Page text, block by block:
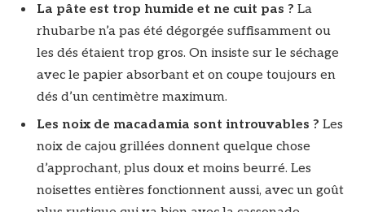
La pâte est trop humide et ne cuit pas ? La
rhubarbe n’a pas été dégorgée suffisamment ou
les dés étaient trop gros. On insiste sur le séchage
avec le papier absorbant et on coupe toujours en
dés d’un centimètre maximum.
Les noix de macadamia sont introuvables ? Les
noix de cajou grillées donnent quelque chose
d’approchant, plus doux et moins beurré. Les
noisettes entières fonctionnent aussi, avec un goût